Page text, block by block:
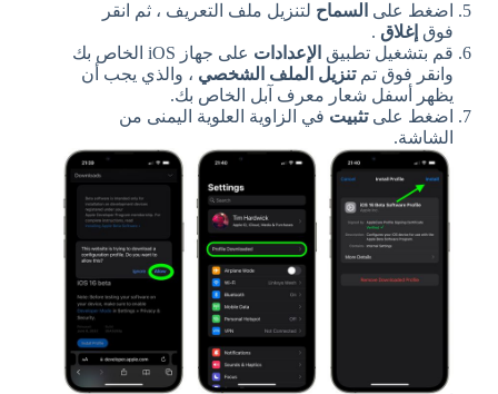
اضغط على السماح لتنزيل ملف التعريف ، ثم انقر
فوق إغلاق .
قم بتشغيل تطبيق الإعدادات
على جهاز iOS الخاص بك
وانقر فوق تمتنزيل الملف الشخصي ، والذي يجب أن
يظهر أسفل شعار معرف آبل الخاص بك.
اضغط علىتثبيت في الزاوية العلوية اليمنى من
الشاشة.